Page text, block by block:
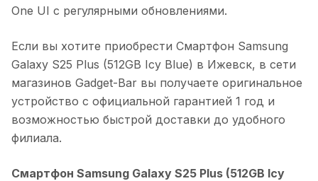
One UI с регулярными обновлениями.
Если вы хотите приобрести Смартфон Samsung
Galaxy S25 Plus (512GB Icy Blue) в Ижевск, в сети
магазинов Gadget-Bar вы получаете оригинальное
устройство с официальной гарантией 1 год и
возможностью быстрой доставки до удобного
филиала.
Смартфон Samsung Galaxy S25 Plus (512GB Icy